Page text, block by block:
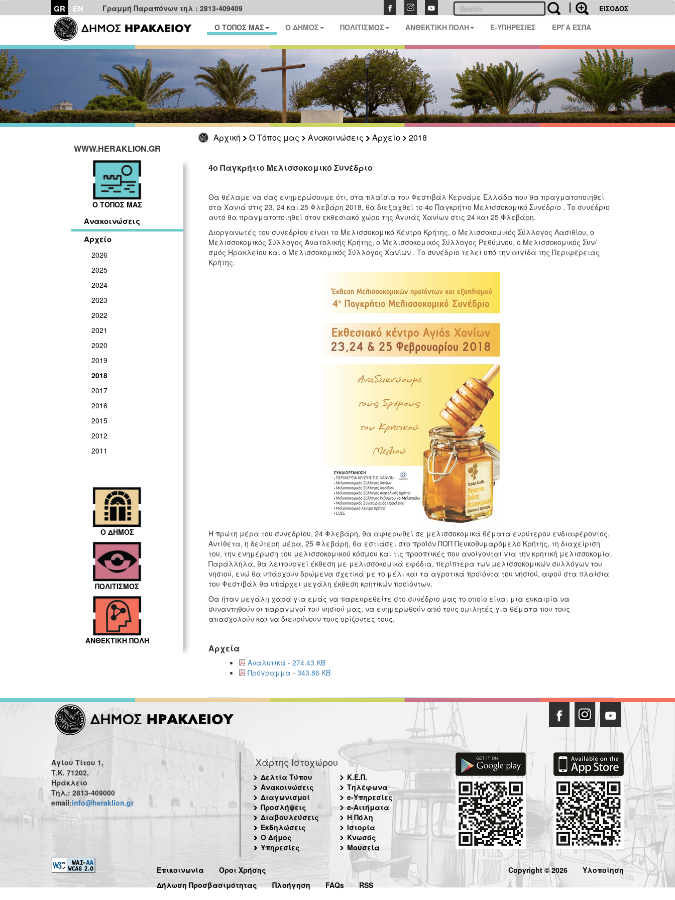
GR EN Γραμμή Παραπόνων τηλ : 2813-409409 ΕΙΣΟΔΟΣ
Ο ΤΟΠΟΣ ΜΑΣ Ο ΔΗΜΟΣ ΠΟΛΙΤΙΣΜΟΣ ΑΝΘΕΚΤΙΚΗ ΠΟΛΗ E-ΥΠΗΡΕΣΙΕΣ ΕΡΓΑ ΕΣΠΑ
Αρχική Ο Τόπος μας Ανακοινώσεις Αρχείο
2018
WWW.HERAKLION.GR
Ο ΤΟΠΟΣ ΜΑΣ
Ανακοινώσεις
Αρχείο
2026
2025
2024
2023
2022
2021
2020
2019
2018
2017
2016
2015
2012
2011
Ο ΔΗΜΟΣ
ΠΟΛΙΤΙΣΜΟΣ
ΑΝΘΕΚΤΙΚΗ ΠΟΛΗ
4o Παγκρήτιο Μελισσοκομικό Συνέδριο
Θα θέλαμε να σας ενημερώσουμε ότι, στα πλαίσια του Φεστιβάλ Κερνάμε Ελλάδα που θα πραγματοποιηθεί
στα Χανιά στις 23, 24 και 25 Φλεβάρη 2018, θα διεξαχθεί το 4ο Παγκρήτιο Μελισσοκομικό Συνέδριο . Το συνέδριο
αυτό θα πραγματοποιηθεί στον εκθεσιακό χώρο της Αγυιάς Χανίων στις 24 και 25 Φλεβάρη.
Διοργανωτές του συνεδρίου είναι το Μελισσοκομικό Κέντρο Κρήτης, ο Μελισσοκομικός Σύλλογος Λασιθίου, ο
Μελισσοκομικός Σύλλογος Ανατολικής Κρήτης, ο Μελισσοκομικός Σύλλογος Ρεθύμνου, ο Μελισσοκομικός Συν/
σμός Ηρακλείου και ο Μελισσοκομικός Σύλλογος Χανίων . Το συνέδριο τελεί υπό την αιγίδα της Περιφέρειας
Κρήτης.
Η πρώτη μέρα του συνεδρίου, 24 Φλεβάρη, θα αφιερωθεί σε μελισσοκομικά θέματα ευρύτερου ενδιαφέροντος.
Αντίθετα, η δεύτερη μέρα, 25 Φλεβάρη, θα εστιάσει στο προϊόν ΠΟΠ Πευκοθυμαρόμελο Κρήτης, τη διαχείριση
του, την ενημέρωση του μελισσοκομικού κόσμου και τις προοπτικές που ανοίγονται για την κρητική μελισσοκομία.
Παράλληλα, θα λειτουργεί έκθεση με μελισσοκομικά εφόδια, περίπτερα των μελισσοκομικών συλλόγων του
νησιού, ενώ θα υπάρχουν δρώμενα σχετικά με το μέλι και τα αγροτικά προϊόντα του νησιού, αφού στα πλαίσια
του Φεστιβάλ θα υπάρχει μεγάλη έκθεση κρητικών προϊόντων.
Θα ήταν μεγάλη χαρά για εμάς να παρευρεθείτε στο συνέδριο μας το οποίο είναι μια ευκαιρία να
συναντηθούν οι παραγωγοί του νησιού μας, να ενημερωθούν από τους ομιλητές για θέματα που τους
απασχολούν και να διευρύνουν τους ορίζοντες τους.
Αρχεία
Αναλυτικά - 274.43 KB
Πρόγραμμα - 343.86 KB
Αγίου Τίτου 1,
Τ.Κ. 71202,
Ηράκλειο
Τηλ.: 2813-409000
email:info@heraklion.gr
Χάρτης Ιστοχώρου
Δελτία Τύπου
Ανακοινώσεις
Διαγωνισμοί
Προσλήψεις
Διαβουλεύσεις
Εκδηλώσεις
Ο Δήμος
Υπηρεσίες
Κ.Ε.Π.
Τηλέφωνα
e-Υπηρεσίες
e-Αιτήματα
Η Πόλη
Ιστορία
Κνωσός
Μουσεία
Επικοινωνία
Όροι Χρήσης
Δήλωση Προσβασιμότητας
Πλοήγηση FAQs RSS
Copyright © 2026 Υλοποίηση